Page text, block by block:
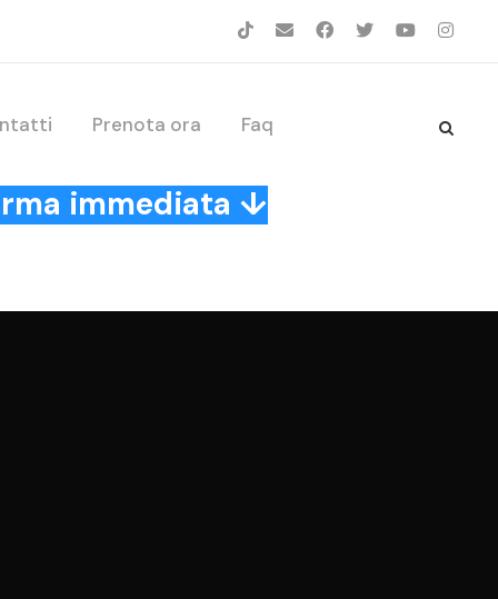
Prenota ora Faq
immediata ↓